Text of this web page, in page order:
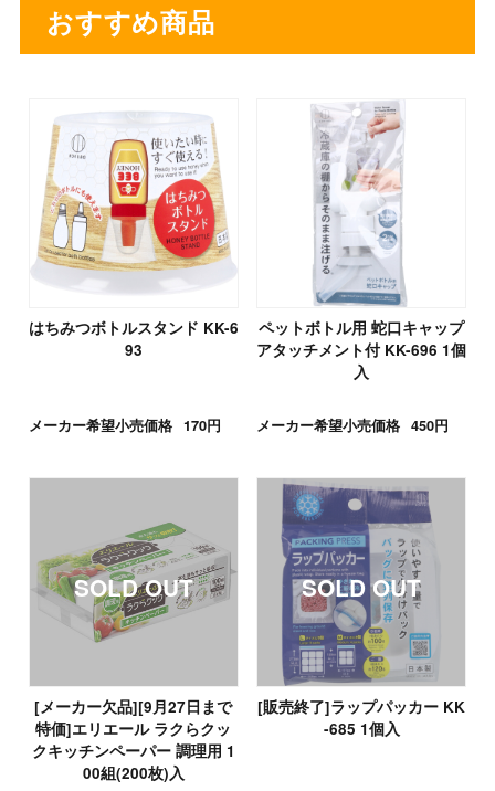
おすすめ商品
はちみつボトルスタンド KK-6
93
メーカー希望小売価格 170円
ペットボトル用 蛇口キャップ
アタッチメント付 KK-696 1個
入
メーカー希望小売価格 450円
[メーカー欠品][9月27日まで
特価]エリエール ラクらクッ
クキッチンペーパー 調理用 1
00組(200枚)入
[販売終了]ラップパッカー KK
-685 1個入